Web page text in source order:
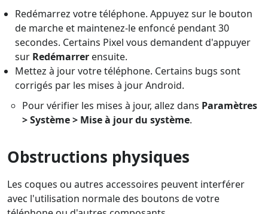
Redémarrez votre téléphone. Appuyez sur le bouton
de marche et maintenez-le enfoncé pendant 30
secondes. Certains Pixel vous demandent d'appuyer
sur Redémarrerensuite.
Mettez à jour votre téléphone. Certains bugs sont
corrigés par les mises à jour Android.
Pour vérifier les mises à jour, allez dans Paramètres
> Système > Mise à jour du système.
Obstructions physiques
Les coques ou autres accessoires peuvent interférer
avec l'utilisation normale des boutons de votre